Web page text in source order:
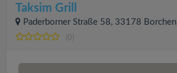
Taksim Grill
Paderborner Straße 58, 33178 Borchen
(0)